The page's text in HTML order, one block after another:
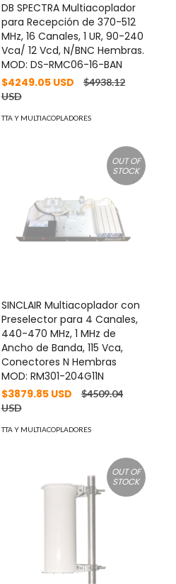
DB SPECTRA Multiacoplador
para Recepción de 370-512
MHz, 16 Canales, 1 UR, 90-240
Vca/ 12 Vcd, N/BNC Hembras.
MOD: DS-RMC06-16-BAN
$4249.05 USD
$4938.12
USD
TTA Y MULTIACOPLADORES
OUT OF
STOCK
SINCLAIR Multiacoplador con
Preselector para 4 Canales,
440-470 MHz, 1 MHz de
Ancho de Banda, 115 Vca,
Conectores N Hembras
MOD: RM301-204G11N
$3879.85 USD
$4509.04
USD
TTA Y MULTIACOPLADORES
OUT OF
STOCK